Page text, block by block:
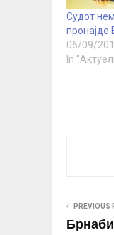
Судот
пронајде
06/09/
In
PREVIOUS